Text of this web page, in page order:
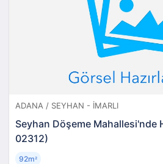
ADANA / SEYHAN - İMARLI
Seyhan Döşeme Mahallesi'nde
02312)
92m²